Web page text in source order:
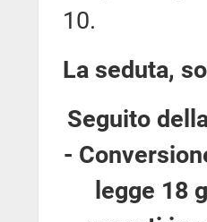
10.
La seduta,
Seguito
-
legge 18